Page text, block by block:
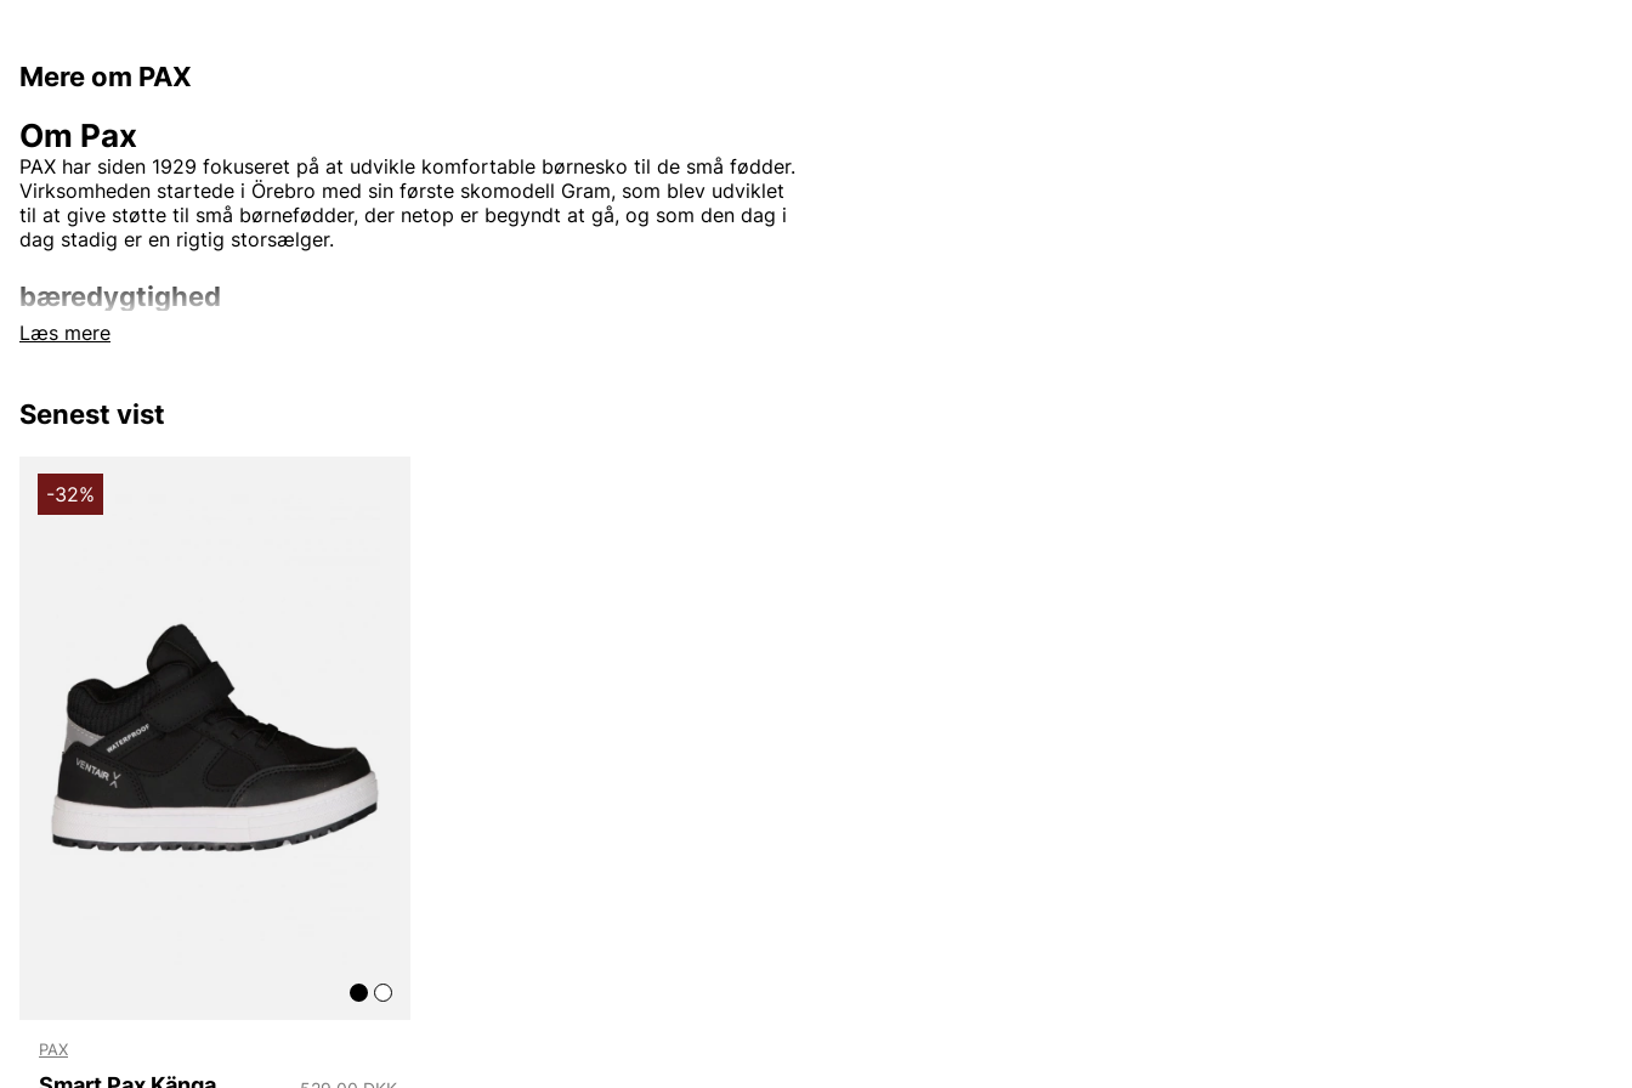
Mere om PAX
Læs mere
Om Pax
PAX har siden 1929 fokuseret på at udvikle komfortable børnesko til de små fødder.
Virksomheden startede i Örebro med sin første skomodell Gram, som blev udviklet
til at give støtte til små børnefødder, der netop er begyndt at gå, og som den dag i
dag stadig er en rigtig storsælger.
bæredygtighed
som et samlebegreb for sit arbejde med miljø og etik. CSR indebærer, at de tager
hensyn til samtlige tre dimensioner af bæredygtighed: socialt, miljømæssigt og
Oscar Jacobson
Senest vist
-32%
PAX